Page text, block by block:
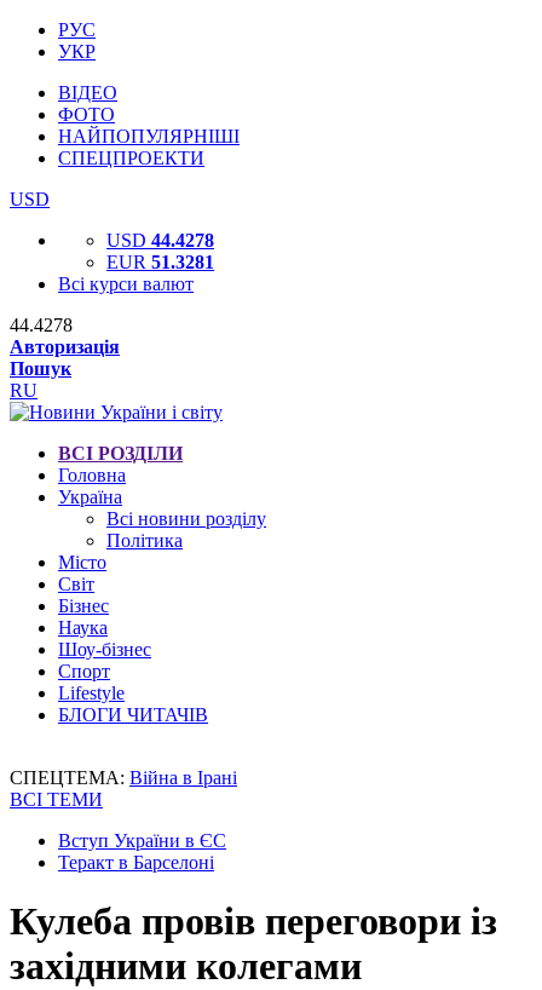
РУС
УКР
ВІДЕО
ФОТО
НАЙПОПУЛЯРНІШІ
СПЕЦПРОЕКТИ
USD
USD 44.4278
EUR 51.3281
Всі курси валют
44.4278
Авторизація
Пошук
RU
ВСІ РОЗДІЛИ
Головна
Україна
Всі новини розділу
Політика
Місто
Світ
Бізнес
Наука
Шоу-бізнес
Спорт
Lifestyle
БЛОГИ ЧИТАЧІВ
СПЕЦТЕМА: Війна в Ірані
ВСІ ТЕМИ
Вступ України в ЄС
Теракт в Барселоні
Кулеба провів переговори із
західними колегами